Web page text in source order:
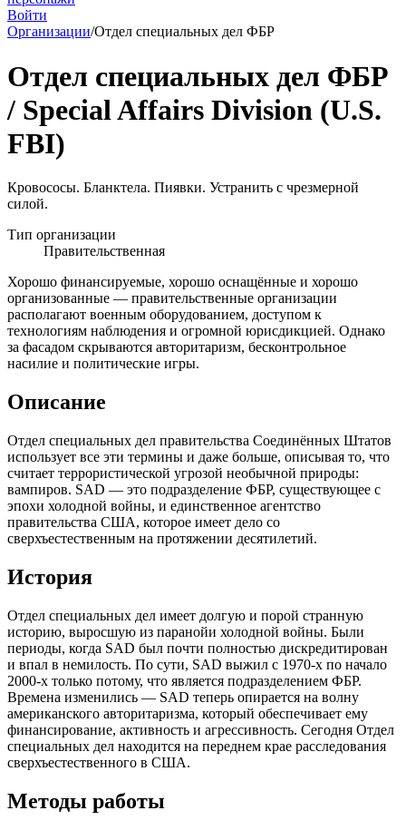
Войти
Организации/Отдел специальных дел ФБР
Отдел специальных дел ФБР
/ Special Affairs Division (U.S.
FBI)
Кровососы. Бланктела. Пиявки. Устранить с чрезмерной
силой.
Тип организации
Правительственная
Хорошо финансируемые, хорошо оснащённые и хорошо
организованные — правительственные организации
располагают военным оборудованием, доступом к
технологиям наблюдения и огромной юрисдикцией. Однако
за фасадом скрываются авторитаризм, бесконтрольное
насилие и политические игры.
Описание
Отдел специальных дел правительства Соединённых Штатов
использует все эти термины и даже больше, описывая то, что
считает террористической угрозой необычной природы:
вампиров. SAD — это подразделение ФБР, существующее с
эпохи холодной войны, и единственное агентство
правительства США, которое имеет дело со
сверхъестественным на протяжении десятилетий.
История
Отдел специальных дел имеет долгую и порой странную
историю, выросшую из паранойи холодной войны. Были
периоды, когда SAD был почти полностью дискредитирован
и впал в немилость. По сути, SAD выжил с 1970-х по начало
2000-х только потому, что является подразделением ФБР.
Времена изменились — SAD теперь опирается на волну
американского авторитаризма, который обеспечивает ему
финансирование, активность и агрессивность. Сегодня Отдел
специальных дел находится на переднем крае расследования
сверхъестественного в США.
Методы работы